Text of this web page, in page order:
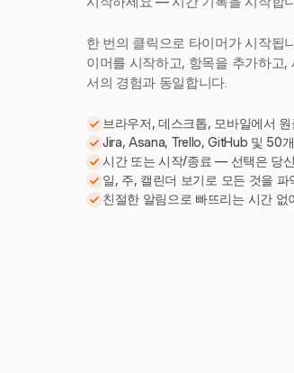
한 번의 클릭으로 타이머가 시작됩
이머를 시작하고, 항목을 추가하고,
서의 경험과 동일합니다.
브라우저, 데스크톱, 모바일에서 원
Jira, Asana, Trello, GitHub 및 50
시간 또는 시작/종료 — 선택은 당
일, 주, 캘린더 보기로 모든 것을 파
친절한 알림으로 빠뜨리는 시간 없